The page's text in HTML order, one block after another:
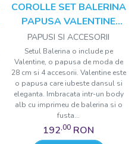
COROLLE SET BALERINA
PAPUSA VALENTINE
28CM
PAPUSI SI ACCESORII
Setul Balerina o include pe
Valentine, o papusa de moda de
28 cm si 4 accesorii. Valentine este
o papusa care iubeste dansul si
eleganta. Imbracata intr-un body
alb cu imprimeu de balerina si o
fusta...
192,00 RON